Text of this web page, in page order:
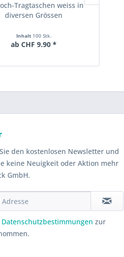
Tragtaschen weiss in
diversen Grössen
Inhalt 100 Stk.
ab CHF 9.90 *
den kostenlosen Newsletter und
keine Neuigkeit oder Aktion mehr
GmbH.
Datenschutzbestimmungen zur